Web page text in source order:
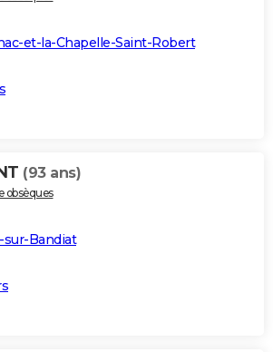
et-la-Chapelle-Saint-Robert
(93 ans)
obsèques
sur-Bandiat